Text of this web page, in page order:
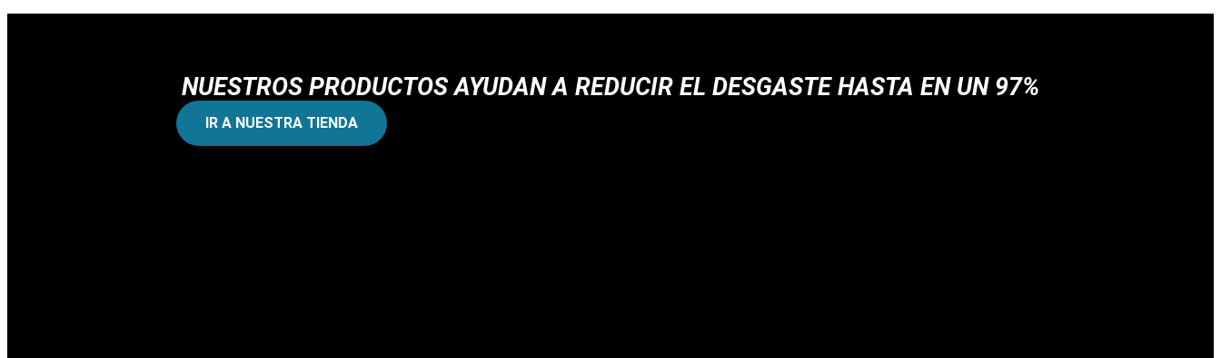
NUESTROS PRODUCTOS AYUDAN A REDUCIR EL DESGASTE HASTA EN UN 97%
IR A NUESTRA TIENDA